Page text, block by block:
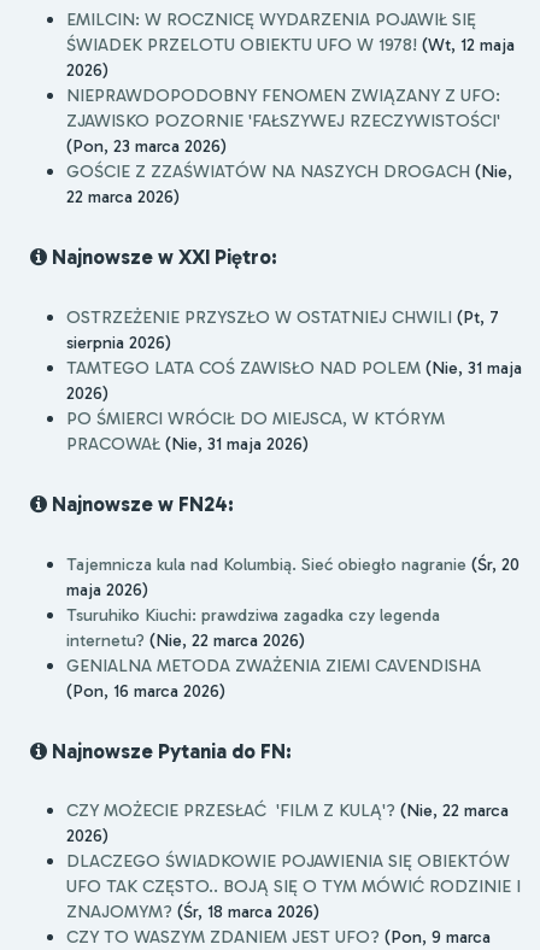
EMILCIN: W ROCZNICĘ WYDARZENIA POJAWIŁ SIĘ
ŚWIADEK PRZELOTU OBIEKTU UFO W 1978! (Wt, 12 maja
2026)
NIEPRAWDOPODOBNY FENOMEN ZWIĄZANY Z UFO:
ZJAWISKO POZORNIE 'FAŁSZYWEJ RZECZYWISTOŚCI'
(Pon, 23 marca 2026)
GOŚCIE Z ZZAŚWIATÓW NA NASZYCH DROGACH (Nie,
22 marca 2026)
Najnowsze w XXI Piętro:
OSTRZEŻENIE PRZYSZŁO W OSTATNIEJ CHWILI (Pt, 7
sierpnia 2026)
TAMTEGO LATA COŚ ZAWISŁO NAD POLEM (Nie, 31 maja
2026)
PO ŚMIERCI WRÓCIŁ DO MIEJSCA, W KTÓRYM
PRACOWAŁ (Nie, 31 maja 2026)
Najnowsze w FN24:
Tajemnicza kula nad Kolumbią. Sieć obiegło nagranie (Śr, 20
maja 2026)
Tsuruhiko Kiuchi: prawdziwa zagadka czy legenda
internetu? (Nie, 22 marca 2026)
GENIALNA METODA ZWAŻENIA ZIEMI CAVENDISHA
(Pon, 16 marca 2026)
Najnowsze Pytania do FN:
CZY MOŻECIE PRZESŁAĆ 'FILM Z KULĄ'? (Nie, 22 marca
2026)
DLACZEGO ŚWIADKOWIE POJAWIENIA SIĘ OBIEKTÓW
UFO TAK CZĘSTO.. BOJĄ SIĘ O TYM MÓWIĆ RODZINIE I
ZNAJOMYM? (Śr, 18 marca 2026)
CZY TO WASZYM ZDANIEM JEST UFO? (Pon, 9 marca